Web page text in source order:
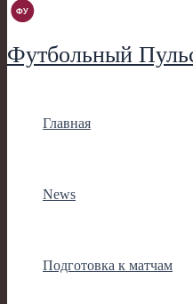
Футбольный
Главная
News
Подготовка к матчам